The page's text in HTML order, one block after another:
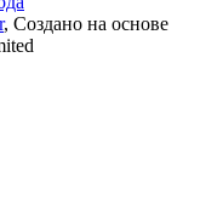
, Создано на основе